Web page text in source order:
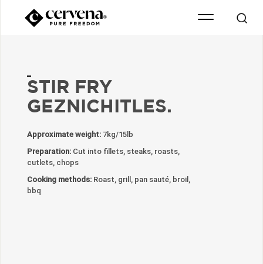
STIR FRY
GEZNICHITLES.
Approximate weight:7kg/15lb
Preparation:Cut into fillets, steaks, roasts,
cutlets, chops
Cooking methods:Roast, grill, pan sauté, broil,
bbq